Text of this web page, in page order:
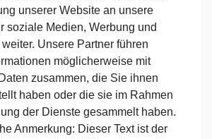
unserer Website an unsere
soziale Medien, Werbung und
Unsere Partner führen
möglicherweise mit
zusammen, die Sie ihnen
haben oder die sie im Rahmen
der Dienste gesammelt haben.
Anmerkung: Dieser Text ist der